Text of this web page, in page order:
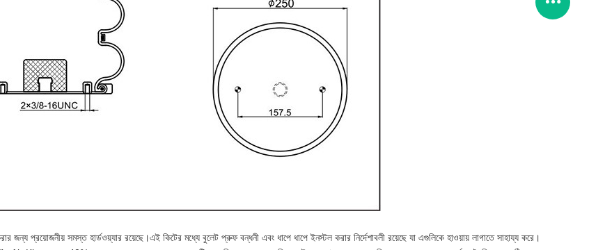
জন্য প্রয়োজনীয় সমস্ত হার্ডওয়্যার রয়েছে।এই কিটের মধ্যে বুলেট প্রুফ বন্ধনী এবং ধাপে ধাপে ইনস্টল করার নির্দেশাবলী রয়েছে যা এগুলিকে হাওয়ায় লাগাতে সাহায্য করে।